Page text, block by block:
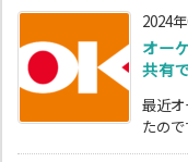
2024
オー
共有
最近
たの